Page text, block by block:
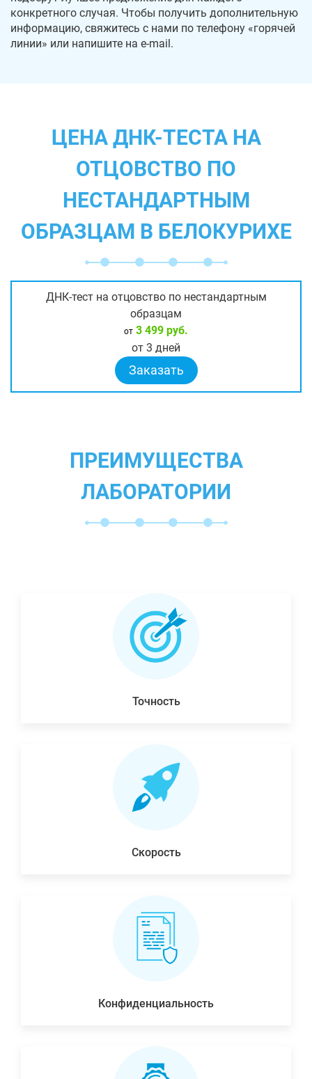
конкретного случая. Чтобы получить дополнительную
информацию, свяжитесь с нами по телефону «горячей
линии» или напишите на e-mail.
ЦЕНА ДНК-ТЕСТА НА
ОТЦОВСТВО ПО
НЕСТАНДАРТНЫМ
ОБРАЗЦАМ В БЕЛОКУРИХЕ
ДНК-тест на отцовство по нестандартным
образцам
от 3 499 руб.
от 3 дней
Заказать
ПРЕИМУЩЕСТВА
ЛАБОРАТОРИИ
Точность
Скорость
Конфиденциальность